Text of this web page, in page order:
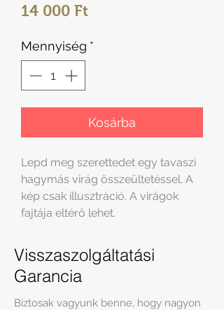
14 000 FtÁr
Mennyiség *
Kosárba
Lepd meg szerettedet egy tavaszi
hagymás virág összeültetéssel. A
kép csak illusztráció. A virágok
fajtája eltérő lehet.
Visszaszolgáltatási
Garancia
Biztosak vagyunk benne, hogy nagyon